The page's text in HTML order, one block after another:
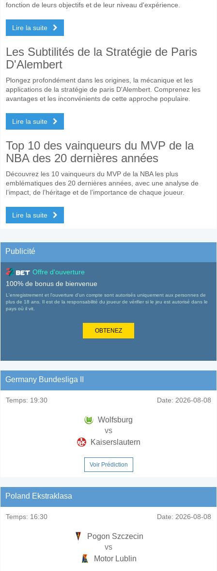
fonction de leurs objectifs et de leur niveau d'expérience.
Lire la suite
Les Subtilités de la Stratégie de Paris
D'Alembert
Plongez profondément dans les origines, la mécanique et les
applications de la stratégie de paris D'Alembert. Comprenez les
avantages et les inconvénients de cette approche populaire.
Lire la suite
Top 10 des vainqueurs du MVP de la
NBA des 20 dernières années
Découvrez les 10 vainqueurs du MVP de la NBA les plus
emblématiques des 20 dernières années, avec une analyse de
l’impact, de l’héritage et de l’importance de chaque joueur.
Lire la suite
Publicité
Offre d'ouverture
100% de bonus de bienvenue
L'enregistrement et l'ouverture d'un compte sont autorisés uniquement aux personnes de
plus de 18 ans. Il est de la responsabilité du joueur de vérifier si le jeu est autorisé dans le
pays où il vit.
OBTENEZ
Germany Bundesliga II
Temps: 19:30 Date: 2026-08-08
Wolfsburg
vs
Kaiserslautern
Voir Prédiction
Poland Ekstraklasa
Temps: 16:30 Date: 2026-08-08
Pogon Szczecin
vs
Motor Lublin